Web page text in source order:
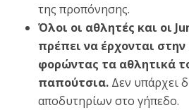
της προπόνησης.
Όλοι οι αθλητές και οι
πρέπει να έρχονται
φορώντας τα αθλητικά
παπούτσια. Δεν υπάρχει
αποδυτηρίων στο γήπεδο.